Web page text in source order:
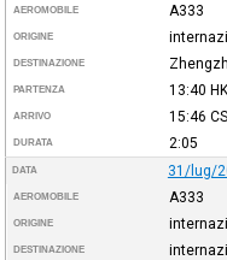
AEROMOBILE A333
ORIGINE
DESTINAZIONE
PARTENZA 13:40
ARRIVO 15:46
DURATA 2:05
DATA 31/lug/
AEROMOBILE A333
ORIGINE
DESTINAZIONE